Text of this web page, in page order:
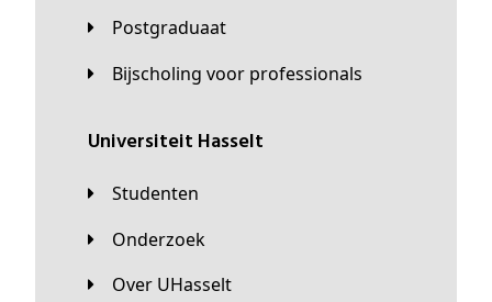
Postgraduaat
Bijscholing voor professionals
universiteit Hasselt
Studenten
Onderzoek
Over UHasselt